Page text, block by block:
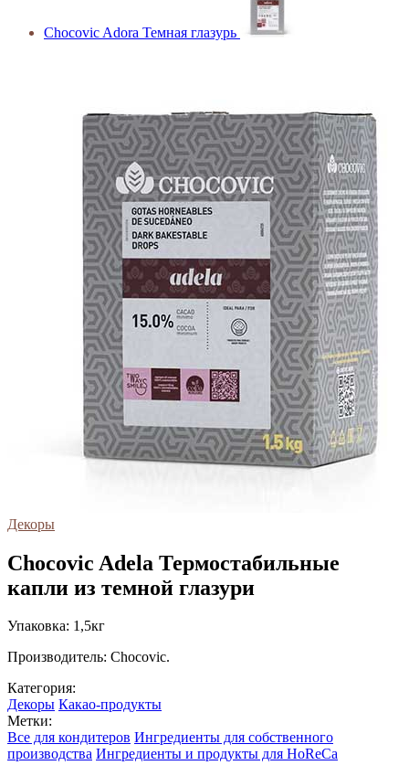
Chocovic Adora Темная глазурь
Декоры
Chocovic Adela Термостабильные
капли из темной глазури
Упаковка: 1,5кг
Производитель: Chocovic.
Категория:
Декоры Какао-продукты
Метки:
Все для кондитеров Ингредиенты для собственного
производства Ингредиенты и продукты для HoReCa